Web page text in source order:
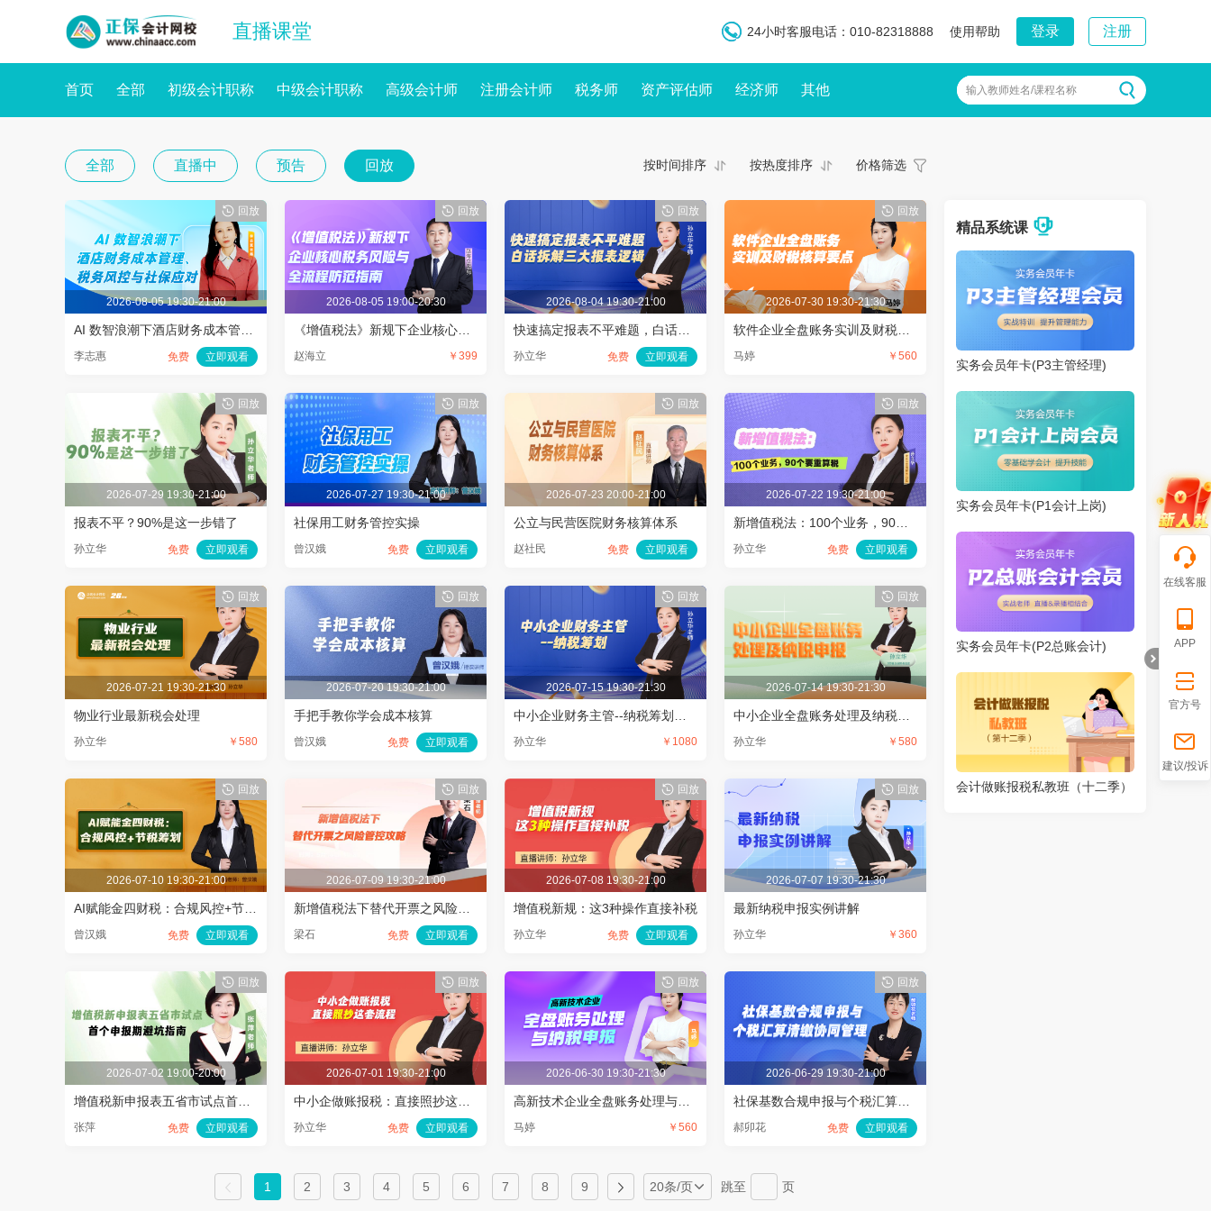
直播课堂 登录 注册
使用帮助
24小时客服电话：010-82318888
首页 全部 初级会计职称 中级会计职称 高级会计师 注册会计师 税务师 资产评估师 经济师 其他 输入教师姓名/课程名称
全部 直播中 预告 回放 按时间排序 按热度排序 价格筛选
2026-08-05 19:30-21:00
李志惠 免费 立即观看
回放
2026-08-05 19:00-20:30
赵海立 ￥399
回放
2026-08-04 19:30-21:00
孙立华 免费 立即观看
回放
2026-07-30 19:30-21:30
马婷 ￥560
回放
2026-07-29 19:30-21:00
报表不平？90%是这一步错了
孙立华 免费 立即观看
回放
2026-07-27 19:30-21:00
社保用工财务管控实操
曾汉娥 免费 立即观看
回放
2026-07-23 20:00-21:00
公立与民营医院财务核算体系
赵社民 免费 立即观看
回放
2026-07-22 19:30-21:00
孙立华 免费 立即观看
回放
2026-07-21 19:30-21:30
物业行业最新税会处理
孙立华 ￥580
回放
2026-07-20 19:30-21:00
手把手教你学会成本核算
曾汉娥 免费 立即观看
回放
2026-07-15 19:30-21:30
孙立华 ￥1080
回放
2026-07-14 19:30-21:30
孙立华 ￥580
回放
2026-07-10 19:30-21:00
曾汉娥 免费 立即观看
回放
2026-07-09 19:30-21:00
梁石 免费 立即观看
回放
2026-07-08 19:30-21:00
增值税新规：这3种操作直接补税
孙立华 免费 立即观看
回放
2026-07-07 19:30-21:30
最新纳税申报实例讲解
孙立华 ￥360
回放
2026-07-02 19:00-20:00
张萍 免费 立即观看
回放
2026-07-01 19:30-21:00
孙立华 免费 立即观看
回放
2026-06-30 19:30-21:30
马婷 ￥560
回放
2026-06-29 19:30-21:00
郝卯花 免费 立即观看
回放
1 2 3 4 5 6 7 8 9 20条/页 跳至 页
精品系统课
精
品
实务会员年卡(P3主管经理)
实务会员年卡(P1会计上岗)
实务会员年卡(P2总账会计)
会计做账报税私教班（十二季）
在线客服
APP
官方号
建议/投诉